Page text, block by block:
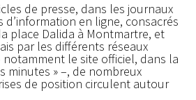
de presse, dans les journaux
d’information en ligne, consacrés
place Dalida à Montmartre, et
par les différents réseaux
notamment le site officiel, dans la
minutes » –, de nombreux
de position circulent autour